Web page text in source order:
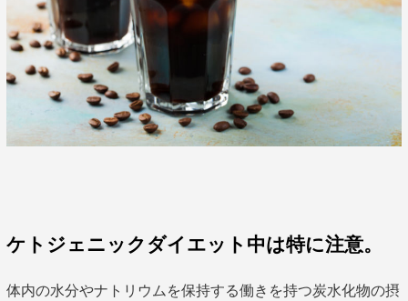
ケトジェニックダイエット中は特に注意。
体内の水分やナトリウムを保持する働きを持つ炭水化物の摂